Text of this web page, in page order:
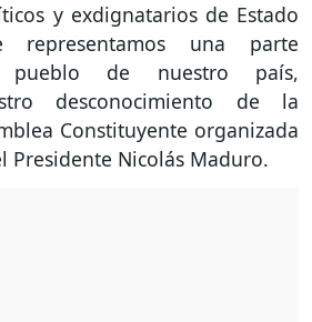
y exdignatarios de Estado
una parte
pueblo de nuestro país,
desconocimiento de la
Constituyente organizada
Presidente Nicolás Maduro.